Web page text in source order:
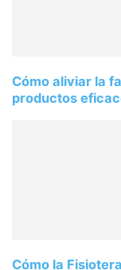
Cómo aliviar la
productos
Cómo la